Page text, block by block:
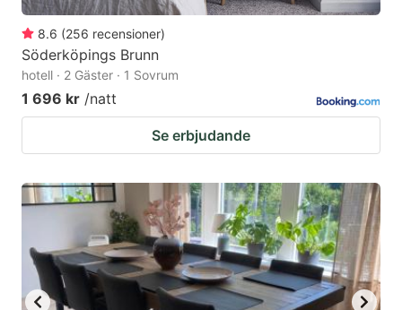
8.6 (256 recensioner)
Söderköpings Brunn
hotell · 2 Gäster · 1 Sovrum
1 696 kr /natt
Se erbjudande